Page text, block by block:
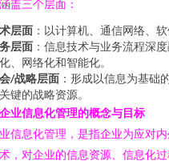
盖三个层面：
层面 ：以计算机、通信网络、
层面 ：信息技术与业务流程深
、网络化和智能化。
/战略层面 ：形成以信息为基础
键的战略资源。
业信息化管理的概念与目标
信息化管理，是指企业为应对
，对企业的信息资源、信息化